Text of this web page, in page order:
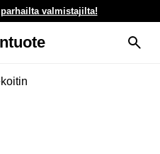
valmistajilta!